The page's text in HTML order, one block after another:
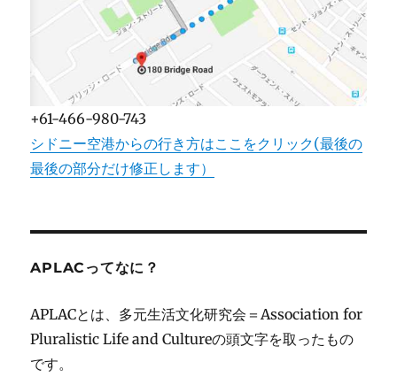
+61-466-980-743
シドニー空港からの行き方はここをクリック(最後の
最後の部分だけ修正します）
APLACってなに？
APLACとは、多元生活文化研究会＝Association for
Pluralistic Life and Cultureの頭文字を取ったもの
です。